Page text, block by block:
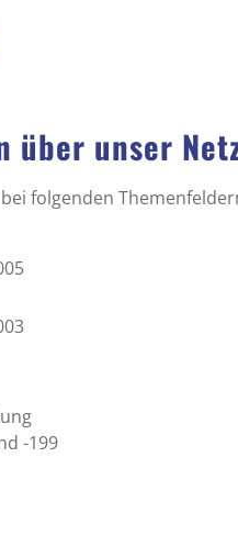
über unser
folgenden
-199